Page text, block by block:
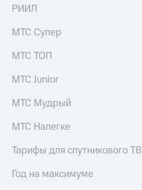
РИИЛ
МТС Супер
МТС ТОП
МТС Junior
МТС Мудрый
МТС Налегке
Тарифы для спутникового ТВ
Год на максимуме